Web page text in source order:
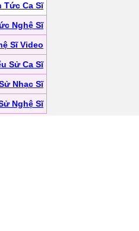
Tức Ca Sĩ
Nghệ Sĩ
Sĩ Video
Sử Ca Sĩ
Nhạc Sĩ
Nghệ Sĩ